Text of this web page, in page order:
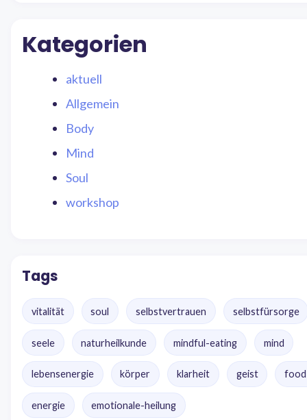
Kategorien
aktuell
Allgemein
Body
Mind
Soul
workshop
Tags
vitalität soul selbstvertrauen selbstfürsorge
seele naturheilkunde mindful-eating mind
lebensenergie körper klarheit geist
energie emotionale-heilung